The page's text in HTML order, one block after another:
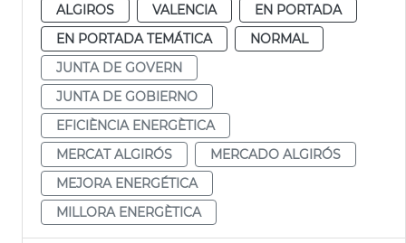
ALGIROS
VALENCIA
EN PORTADA
EN PORTADA TEMÁTICA
NORMAL
JUNTA DE GOVERN
JUNTA DE GOBIERNO
EFICIÈNCIA ENERGÈTICA
MERCAT ALGIRÓS
MERCADO ALGIRÓS
MEJORA ENERGÉTICA
MILLORA ENERGÈTICA